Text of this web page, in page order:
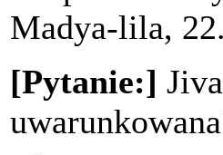
Madya-lila,
[Pytanie:]